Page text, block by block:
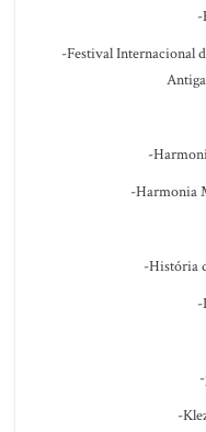
-
-Festival Internacional
-
-Harmonia
-História
-
-